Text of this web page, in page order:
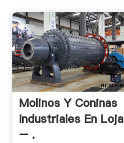
Molinos Y Coninas
Industriales En Loja
– .